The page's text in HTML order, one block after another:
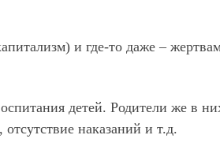
и где-то даже –
детей. Родители же в
наказаний и т.д.